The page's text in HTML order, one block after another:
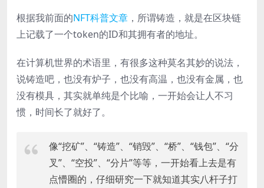
根据我前面的NFT科普文章 ，所谓铸造，就是在区块链
上记载了一个token的ID和其拥有者的地址。
在计算机世界的术语里，有很多这种莫名其妙的说法，
说铸造吧，也没有炉子，也没有高温，也没有金属，也
没有模具，其实就单纯是个比喻，一开始会让人不习
惯，时间长了就好了。
像“挖矿”、“铸造”、“销毁”、“桥”、“钱包”、“分
叉”、“空投”、“分片”等等，一开始看上去是有
点懵圈的，仔细研究一下就知道其实八杆子打